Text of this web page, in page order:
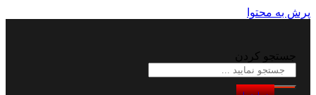
پرش به محتوا
جستجو کردن